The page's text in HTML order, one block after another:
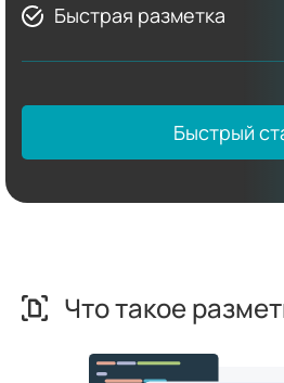
Быстрая разметка
Быстрый
Что такое